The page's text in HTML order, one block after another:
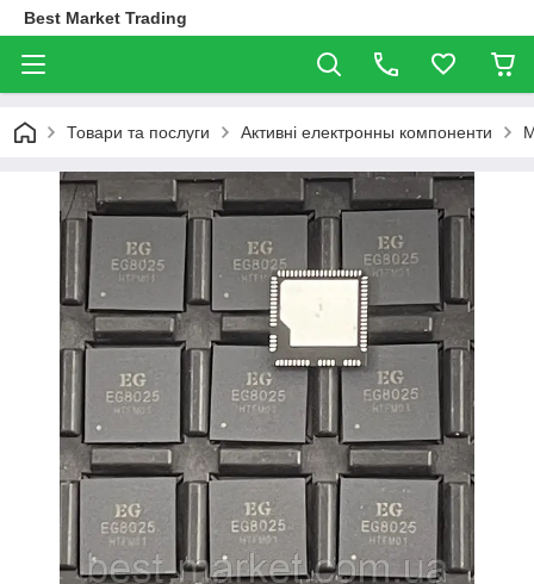
Best Market Trading
Товари та послуги Активні електронны компоненти